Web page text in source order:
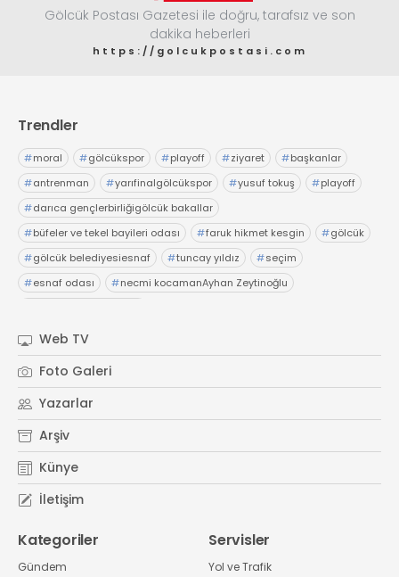
Gölcük Postası Gazetesi ile doğru, tarafsız ve son
dakika heberleri
https://golcukpostasi.com
Trendler
#moral #gölcükspor #playoff #ziyaret #başkanlar
#antrenman #yarıfinalgölcükspor #yusuf tokuş #playoff
#darıca gençlerbirliğigölcük bakallar
#büfeler ve tekel bayileri odası #faruk hikmet kesgin #gölcük
#gölcük belediyesiesnaf #tuncay yıldız #seçim
#esnaf odası #necmi kocamanAyhan Zeytinoğlu
Web TV
Foto Galeri
Yazarlar
Arşiv
Künye
İletişim
Kategoriler
Gündem
Servisler
Yol ve Trafik